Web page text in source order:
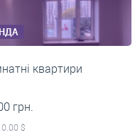
квартири
грн.
0.00 $